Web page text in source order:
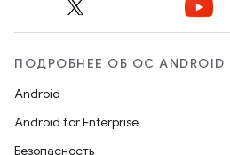
ПОДРОБНЕЕ ОБ ОС ANDROID
Android
Android for Enterprise
Безопасность